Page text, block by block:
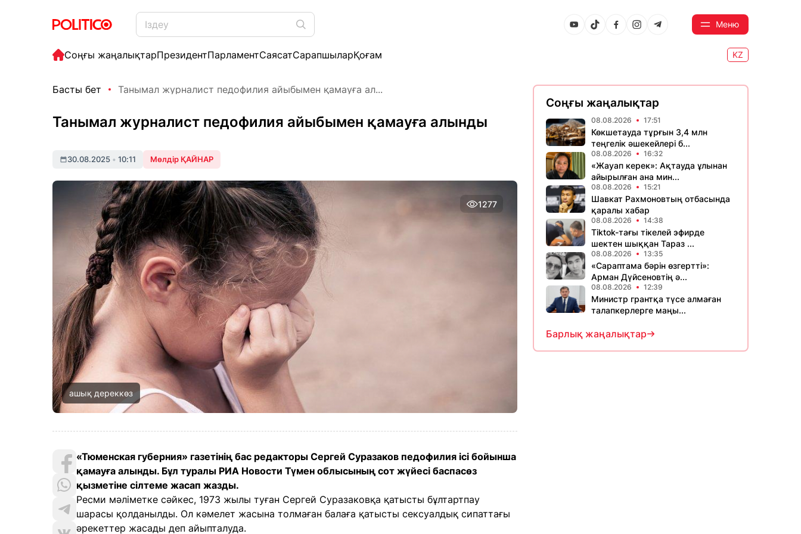
Меню
Соңғы жаңалықтарПрезидентПарламентСаясатСарапшыларҚоғам KZ
Басты бет Танымал журналист педофилия айыбымен қамауға ал...
Танымал журналист педофилия айыбымен қамауға алынды
30.08.2025 • 10:11 Мөлдір ҚАЙНАР
1277
ашық дереккөз
«Тюменская губерния» газетінің бас редакторы Сергей Суразаков педофилия ісі бойынша
қамауға алынды. Бұл туралы РИА Новости Түмен облысының сот жүйесі баспасөз
қызметіне сілтеме жасап жазды.
Ресми мәліметке сәйкес, 1973 жылы туған Сергей Суразаковқа қатысты бұлтартпау
шарасы қолданылды. Ол кәмелет жасына толмаған балаға қатысты сексуалдық сипаттағы
әрекеттер жасады деп айыпталуда.
Соңғы жаңалықтар
08.08.2026 17:51
Көкшетауда тұрғын 3,4 млн
теңгелік әшекейлері б...
08.08.2026 16:32
«Жауап керек»: Ақтауда ұлынан
айырылған ана мин...
08.08.2026 15:21
Шавкат Рахмоновтың отбасында
қаралы хабар
08.08.2026 14:38
Tiktok-тағы тікелей эфирде
шектен шыққан Тараз ...
08.08.2026 13:35
«Сараптама бәрін өзгертті»:
Арман Дүйсеновтің ә...
08.08.2026 12:39
Министр грантқа түсе алмаған
талапкерлерге маңы...
Барлық жаңалықтар